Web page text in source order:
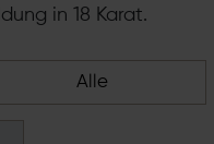
in 18 Karat.
Alle